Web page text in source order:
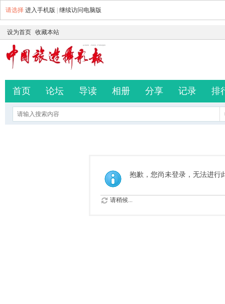
请选择 进入手机版 继续访问电脑版
设为首页 收藏本站
首页 论坛 导读 相册 分享 记录 排
抱歉，您尚未登录，无法进行
请稍候...